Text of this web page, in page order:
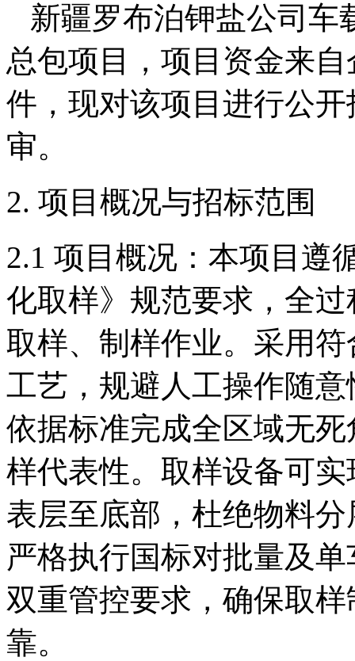
新疆罗布泊钾盐公司车
总包项目，项目资金来
件，现对该项目进行公
审。
2. 项目概况与招标范围
2.1 项目概况：本项目遵
化取样》规范要求，全
取样、制样作业。采用
工艺，规避人工操作随
依据标准完成全区域无
样代表性。取样设备可
表层至底部，杜绝物料
严格执行国标对批量及
双重管控要求，确保取
靠。